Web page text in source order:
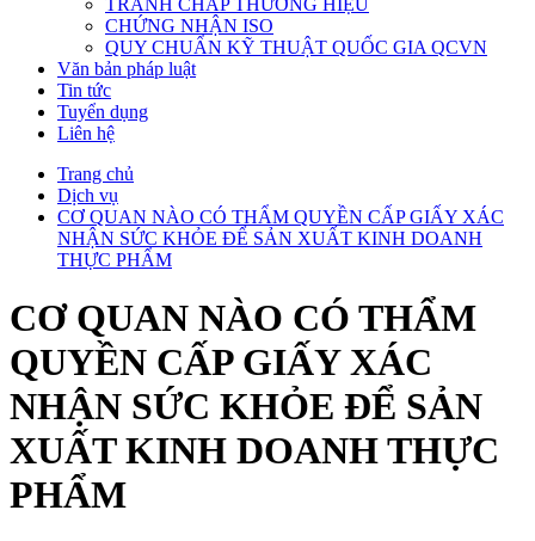
TRANH CHẤP THƯƠNG HIỆU
CHỨNG NHẬN ISO
QUY CHUẨN KỸ THUẬT QUỐC GIA QCVN
Văn bản pháp luật
Tin tức
Tuyển dụng
Liên hệ
Trang chủ
Dịch vụ
CƠ QUAN NÀO CÓ THẨM QUYỀN CẤP GIẤY XÁC
NHẬN SỨC KHỎE ĐỂ SẢN XUẤT KINH DOANH
THỰC PHẨM
CƠ QUAN NÀO CÓ THẨM
QUYỀN CẤP GIẤY XÁC
NHẬN SỨC KHỎE ĐỂ SẢN
XUẤT KINH DOANH THỰC
PHẨM